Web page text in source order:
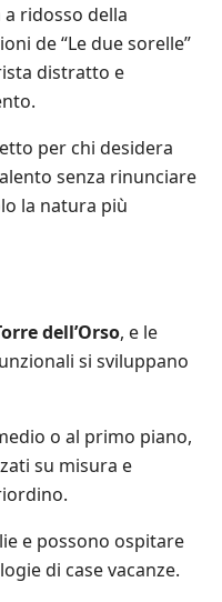
a ridosso della
de “Le due sorelle”
distratto e
per chi desidera
senza rinunciare
la natura più
dell’Orso, e le
si sviluppano
o al primo piano,
su misura e
e possono ospitare
di case vacanze.